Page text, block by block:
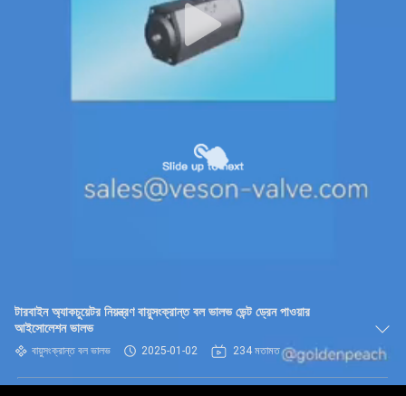
টারবাইন অ্যাকচুয়েটর নিয়ন্ত্রণ বায়ুসংক্রান্ত বল ভালভ ভেন্ট ড্রেন পাওয়ার
আইসোলেশন ভালভ
বায়ুসংক্রান্ত বল ভালভ 2025-01-02 234 মতামত